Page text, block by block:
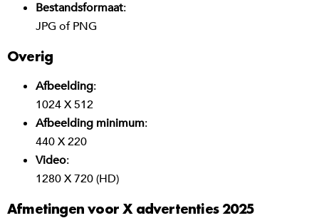
Bestandsformaat:
JPG of PNG
Overig
Afbeelding:
1024 X 512
Afbeelding minimum:
440 X 220
Video:
1280 X 720 (HD)
Afmetingen voor X advertenties 2025